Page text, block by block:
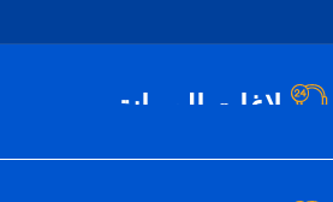
بلاغات الصيانة